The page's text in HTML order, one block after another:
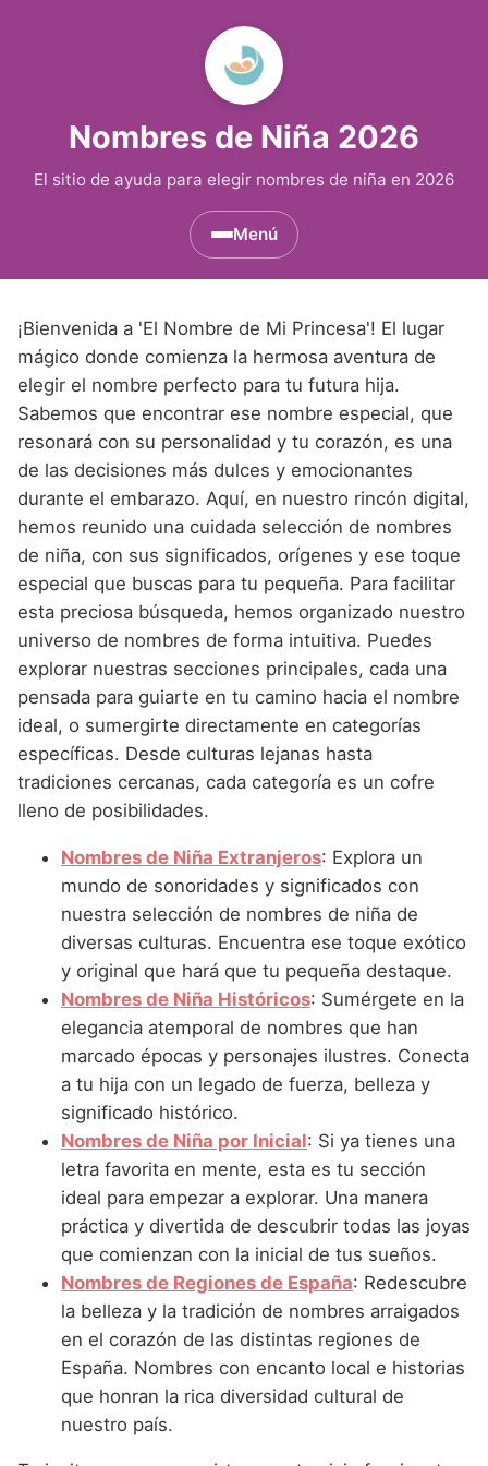
Nombres de Niña 2026
El sitio de ayuda para elegir nombres de niña en 2026
Menú
Nombres de Niña que empiezan por A
Nombres de Niña que empiezan por B
Nombres de Niña que empiezan por C
Nombres de Niña que empiezan por D
Nombres de Niña que empiezan por E
Nombres de Niña que empiezan por F
Nombres de Niña que empiezan por G
Nombres de Niña que empiezan por H
Nombres de Niña que empiezan por I
Nombres de Niña que empiezan por J
Nombres de Niña que empiezan por K
Nombres de Niña que empiezan por L
Nombres de Niña que empiezan por M
Nombres de Niña que empiezan por N
Nombres de Niña que empiezan por O
Nombres de Niña que empiezan por P
Nombres de Niña que empiezan por Q
Nombres de Niña que empiezan por R
Nombres de Niña que empiezan por S
Nombres de Niña que empiezan por T
Nombres de Niña que empiezan por U
Nombres de Niña que empiezan por V
Nombres de Niña que empiezan por W
Nombres de Niña que empiezan por X
Nombres de Niña que empiezan por Y
Nombres de Niña Históricos ▾
Nombres de Niña de Origen Biblico
Nombres de Niña Celtas
Nombres de Niña Egipcios
Nombres de Niña Griegos
Nombres de Niña Mitológicos
Nombres de Niña Romanos
Nombres de Niña Vikingos
Nombres de Niña Extranjeros ▾
Nombres de Niña Alemanes
Nombres de Niña Americanos
Nombres de Niña Chinos
Nombres de Niña Franceses
Nombres de Niña Hispanoamericanos
Nombres de Niña Ingleses
Nombres de Niña Italianos
Nombres de Niña Japoneses
Nombres de Niña Judios
Nombres de Niña Marroquies
Nombres de Niña Portugueses
Nombres de Niña Rumanos
Nombres de Niña Rusos
Nombres de Niña Suecos
Nombres de Regiones de España ▾
Nombres de Niña Andaluces
Nombres de Niña Aragoneses
Nombres de Niña Asturianos
Nombres de Niña Baleares
Nombres de Niña Canarios
Nombres de Niña Cantabros
Nombres de Niña Castellanos
Nombres de Niña Catalanes
Nombres de Niña Gallegos
Nombres de Niña Madrileños
Nombres de Niña Navarros
Nombres de Niña Riojanos
Nombres de Niña Valencianos
Buscar
¡Bienvenida a 'El Nombre de Mi Princesa'! El lugar
mágico donde comienza la hermosa aventura de
elegir el nombre perfecto para tu futura hija.
Sabemos que encontrar ese nombre especial, que
resonará con su personalidad y tu corazón, es una
de las decisiones más dulces y emocionantes
durante el embarazo. Aquí, en nuestro rincón digital,
hemos reunido una cuidada selección de nombres
de niña, con sus significados, orígenes y ese toque
especial que buscas para tu pequeña. Para facilitar
esta preciosa búsqueda, hemos organizado nuestro
universo de nombres de forma intuitiva. Puedes
explorar nuestras secciones principales, cada una
pensada para guiarte en tu camino hacia el nombre
ideal, o sumergirte directamente en categorías
específicas. Desde culturas lejanas hasta
tradiciones cercanas, cada categoría es un cofre
lleno de posibilidades.
Nombres de Niña Extranjeros: Explora un
mundo de sonoridades y significados con
nuestra selección de nombres de niña de
diversas culturas. Encuentra ese toque exótico
y original que hará que tu pequeña destaque.
Nombres de Niña Históricos: Sumérgete en la
elegancia atemporal de nombres que han
marcado épocas y personajes ilustres. Conecta
a tu hija con un legado de fuerza, belleza y
significado histórico.
Nombres de Niña por Inicial: Si ya tienes una
letra favorita en mente, esta es tu sección
ideal para empezar a explorar. Una manera
práctica y divertida de descubrir todas las joyas
que comienzan con la inicial de tus sueños.
Nombres de Regiones de España: Redescubre
la belleza y la tradición de nombres arraigados
en el corazón de las distintas regiones de
España. Nombres con encanto local e historias
que honran la rica diversidad cultural de
nuestro país.